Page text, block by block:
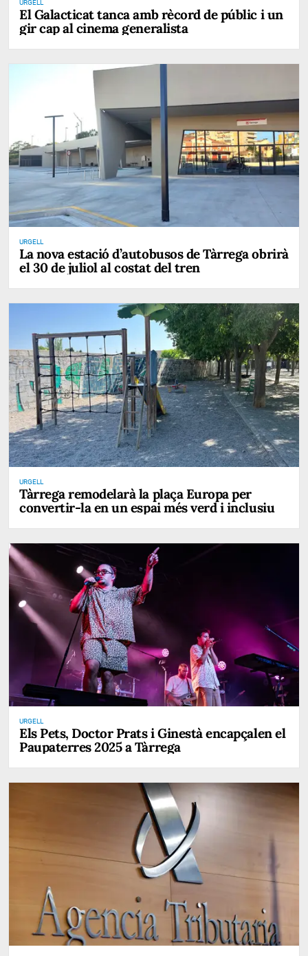
URGELL
El Galacticat tanca amb rècord de públic i un
gir cap al cinema generalista
URGELL
La nova estació d’autobusos de Tàrrega obrirà
el 30 de juliol al costat del tren
URGELL
Tàrrega remodelarà la plaça Europa per
convertir-la en un espai més verd i inclusiu
URGELL
Els Pets, Doctor Prats i Ginestà encapçalen el
Paupaterres 2025 a Tàrrega